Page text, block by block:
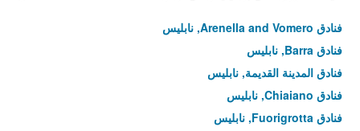
فنادق Arenella and Vomero, نابليس
فنادق Barra, نابليس
فنادق المدينة القديمة, نابليس
فنادق Chiaiano, نابليس
فنادق Fuorigrotta, نابليس